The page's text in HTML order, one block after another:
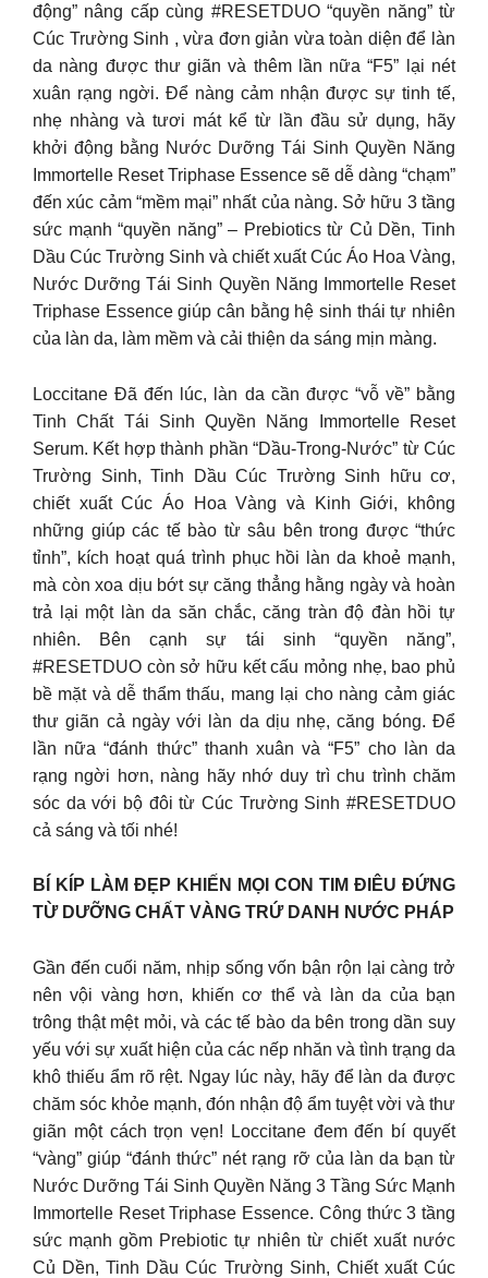
động” nâng cấp cùng #RESETDUO “quyền năng” từ
Cúc Trường Sinh , vừa đơn giản vừa toàn diện để làn
da nàng được thư giãn và thêm lần nữa “F5” lại nét
xuân rạng ngời. Để nàng cảm nhận được sự tinh tế,
nhẹ nhàng và tươi mát kể từ lần đầu sử dụng, hãy
khởi động bằng Nước Dưỡng Tái Sinh Quyền Năng
Immortelle Reset Triphase Essence sẽ dễ dàng “chạm”
đến xúc cảm “mềm mại” nhất của nàng. Sở hữu 3 tầng
sức mạnh “quyền năng” – Prebiotics từ Củ Dền, Tinh
Dầu Cúc Trường Sinh và chiết xuất Cúc Áo Hoa Vàng,
Nước Dưỡng Tái Sinh Quyền Năng Immortelle Reset
Triphase Essence giúp cân bằng hệ sinh thái tự nhiên
của làn da, làm mềm và cải thiện da sáng mịn màng.
Loccitane Đã đến lúc, làn da cần được “vỗ về” bằng
Tinh Chất Tái Sinh Quyền Năng Immortelle Reset
Serum. Kết hợp thành phần “Dầu-Trong-Nước” từ Cúc
Trường Sinh, Tinh Dầu Cúc Trường Sinh hữu cơ,
chiết xuất Cúc Áo Hoa Vàng và Kinh Giới, không
những giúp các tế bào từ sâu bên trong được “thức
tỉnh”, kích hoạt quá trình phục hồi làn da khoẻ mạnh,
mà còn xoa dịu bớt sự căng thẳng hằng ngày và hoàn
trả lại một làn da săn chắc, căng tràn độ đàn hồi tự
nhiên. Bên cạnh sự tái sinh “quyền năng”,
#RESETDUO còn sở hữu kết cấu mỏng nhẹ, bao phủ
bề mặt và dễ thẩm thấu, mang lại cho nàng cảm giác
thư giãn cả ngày với làn da dịu nhẹ, căng bóng. Để
lần nữa “đánh thức” thanh xuân và “F5” cho làn da
rạng ngời hơn, nàng hãy nhớ duy trì chu trình chăm
sóc da với bộ đôi từ Cúc Trường Sinh #RESETDUO
cả sáng và tối nhé!
BÍ KÍP LÀM ĐẸP KHIẾN MỌI CON TIM ĐIÊU ĐỨNG
TỪ DƯỠNG CHẤT VÀNG TRỨ DANH NƯỚC PHÁP
Gần đến cuối năm, nhịp sống vốn bận rộn lại càng trở
nên vội vàng hơn, khiến cơ thể và làn da của bạn
trông thật mệt mỏi, và các tế bào da bên trong dần suy
yếu với sự xuất hiện của các nếp nhăn và tình trạng da
khô thiếu ẩm rõ rệt. Ngay lúc này, hãy để làn da được
chăm sóc khỏe mạnh, đón nhận độ ẩm tuyệt vời và thư
giãn một cách trọn vẹn! Loccitane đem đến bí quyết
“vàng” giúp “đánh thức” nét rạng rỡ của làn da bạn từ
Nước Dưỡng Tái Sinh Quyền Năng 3 Tầng Sức Mạnh
Immortelle Reset Triphase Essence. Công thức 3 tầng
sức mạnh gồm Prebiotic tự nhiên từ chiết xuất nước
Củ Dền, Tinh Dầu Cúc Trường Sinh, Chiết xuất Cúc